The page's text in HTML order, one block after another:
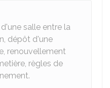
salle entre la
dépôt d'une
renouvellement
règles de